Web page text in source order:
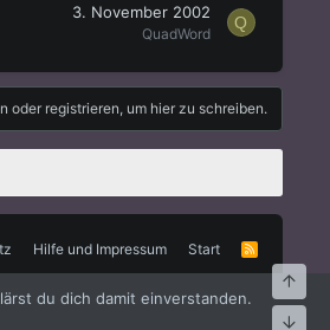
3. November 2002
QuadWord
Q
oder registrieren, um hier zu schreiben.
Hilfe und Impressum Start
R
du dich damit einverstanden.
Oben